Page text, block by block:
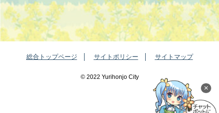
×
総合トップページ サイトポリシー サイトマップ
©️ 2022 Yurihonjo City